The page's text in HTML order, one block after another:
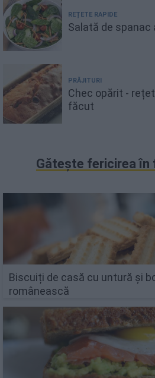
REȚETE RAPIDE
Salată de spanac
PRĂJITURI
Chec opărit -
făcut
Gătește fericirea în
Biscuiți de casă cu untură și
românească